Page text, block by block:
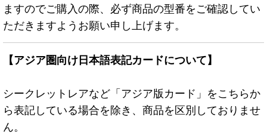
ますのでご購入の際、必ず商品の型番をご確認してい
ただきますようお願い申し上げます。
【アジア圏向け日本語表記カードについて】
シークレットレアなど「アジア版カード」をこちらか
ら表記している場合を除き、商品を区別しておりませ
ん。